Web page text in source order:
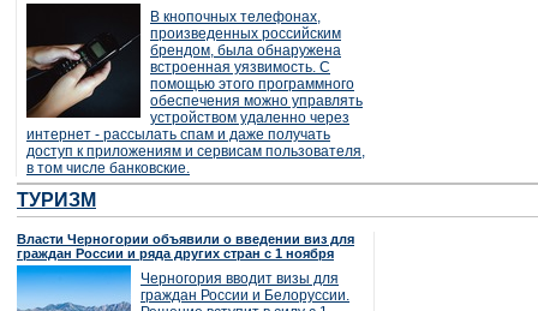
В кнопочных телефонах,
произведенных российским
брендом, была обнаружена
встроенная уязвимость. С
помощью этого программного
обеспечения можно управлять
устройством удаленно через
интернет - рассылать спам и даже получать
доступ к приложениям и сервисам пользователя,
в том числе банковские.
ТУРИЗМ
Власти Черногории объявили о введении виз для
граждан России и ряда других стран с 1 ноября
Черногория вводит визы для
граждан России и Белоруссии.